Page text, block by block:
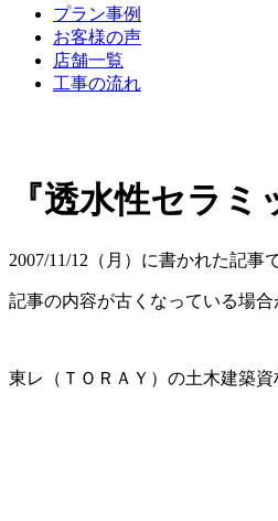
プラン事例
お客様の声
店舗一覧
工事の流れ
『透水性セラ
2007/11/12（月）に書かれた記事
記事の内容が古くなっている場合
東レ（ＴＯＲＡＹ）の土木建築資